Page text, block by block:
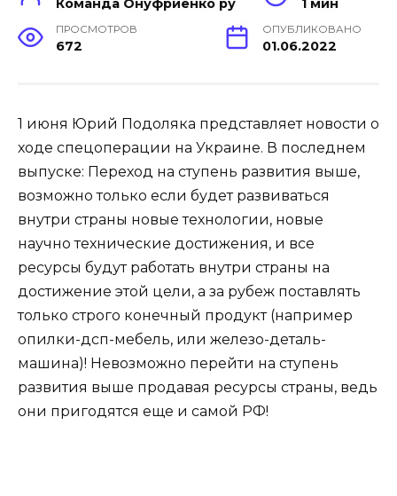
Команда Онуфриенко ру 1 мин
ПРОСМОТРОВ
672
ОПУБЛИКОВАНО
01.06.2022
1 июня Юрий Подоляка представляет новости о
ходе спецоперации на Украине. В последнем
выпуске: Переход на ступень развития выше,
возможно только если будет развиваться
внутри страны новые технологии, новые
научно технические достижения, и все
ресурсы будут работать внутри страны на
достижение этой цели, а за рубеж поставлять
только строго конечный продукт (например
опилки-дсп-мебель, или железо-деталь-
машина)! Невозможно перейти на ступень
развития выше продавая ресурсы страны, ведь
они пригодятся еще и самой РФ!